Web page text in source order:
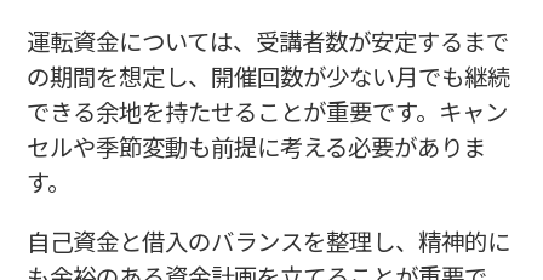
運転資金については、受講者数が安定するまで
の期間を想定し、開催回数が少ない月でも継続
できる余地を持たせることが重要です。キャン
セルや季節変動も前提に考える必要がありま
す。
自己資金と借入のバランスを整理し、精神的に